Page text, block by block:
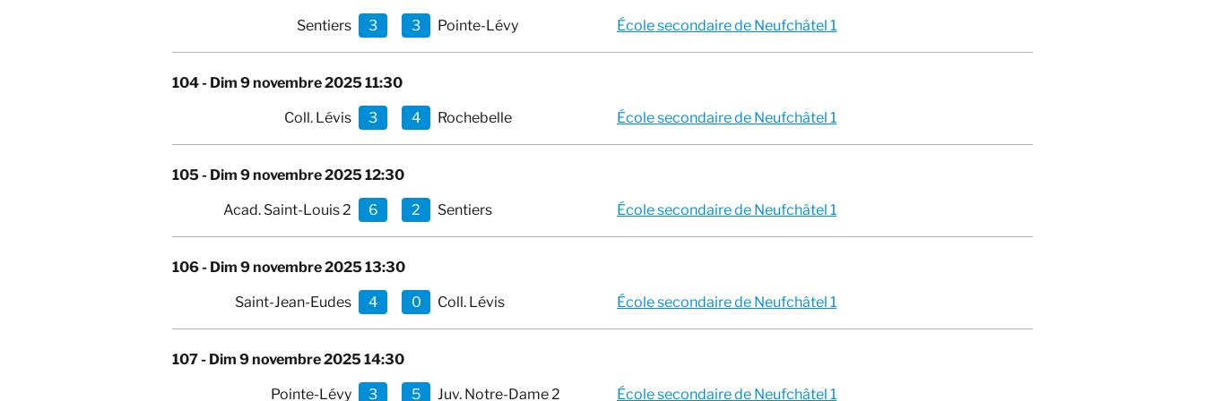
Sentiers 3 3 Pointe-Lévy École secondaire de Neufchâtel 1
104 - Dim 9 novembre 2025 11:30
Coll. Lévis 3 4 Rochebelle École secondaire de Neufchâtel 1
105 - Dim 9 novembre 2025 12:30
Acad. Saint-Louis 2 6 2 Sentiers École secondaire de Neufchâtel 1
106 - Dim 9 novembre 2025 13:30
Saint-Jean-Eudes 4 0 Coll. Lévis École secondaire de Neufchâtel 1
107 - Dim 9 novembre 2025 14:30
Pointe-Lévy 3 5 Juv. Notre-Dame 2 École secondaire de Neufchâtel 1